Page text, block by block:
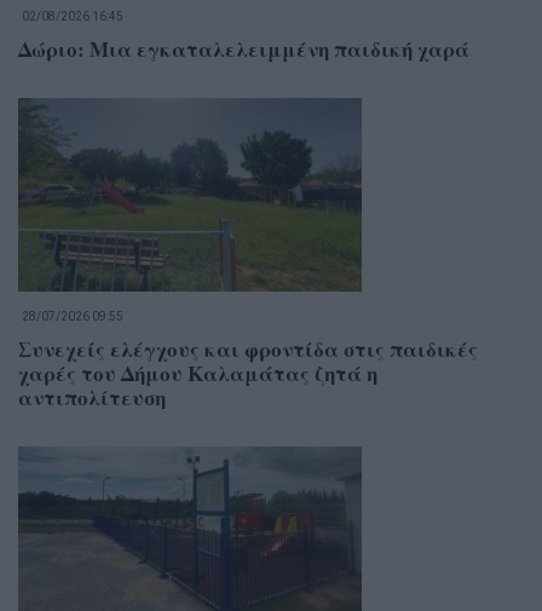
02/08/2026 16:45
Δώριο: Μια εγκαταλελειμμένη παιδική χαρά
28/07/2026 09:55
Συνεχείς ελέγχους και φροντίδα στις παιδικές
χαρές του Δήμου Καλαμάτας ζητά η
αντιπολίτευση